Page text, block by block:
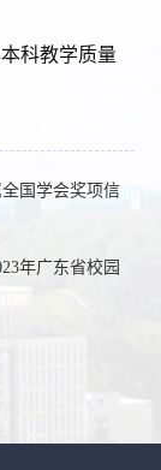
科教学质量
国学会奖项信
年广东省校园